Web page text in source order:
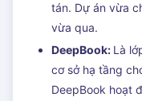
tán. Dự án vừa
vừa qua.
DeepBook: Là
cơ sở hạ tầng
DeepBook hoạt